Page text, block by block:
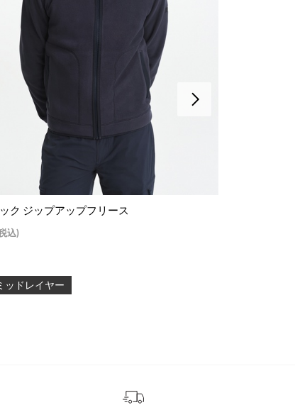
ク ジップアップフリース
込)
ッドレイヤー